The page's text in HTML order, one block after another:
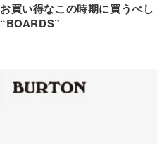
お買い得なこの時期に買うべ
“BOARDS”